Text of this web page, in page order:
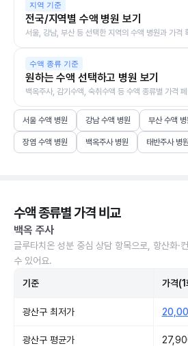
지역 기준
전국/지역별 수액 병원 보기
서울, 강남, 부산 등 선택한 지역의 수액 병원과 가격
수액 종류 기준
원하는 수액 선택하고 병원 보기
백옥주사, 감기수액, 숙취수액 등 수액 종류별 가격
서울 수액 병원 강남 수액 병원 부산 수액 병
장염 수액 병원 백옥주사 병원 태반주사 병원
수액 종류별 가격 비교
백옥 주사
글루타치온 성분 중심 상담 항목으로, 항산화·
수 있어요.
기준 가격(1
광산구 최저가
광산구 평균가